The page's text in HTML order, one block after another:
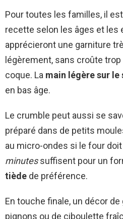
Pour toutes les familles, il
recette selon les âges et les
apprécieront une garniture
légèrement, sans croûte
coque. La main légère sur le
en bas âge.
Le crumble peut aussi se
préparé dans de petits
au micro-ondes si le four
minutessuffisent pour un
tiède de préférence.
En touche finale, un décor
pignons ou de ciboulette